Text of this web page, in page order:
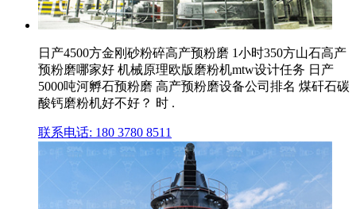
日产4500方金刚砂粉碎高产预粉磨 1小时350方山石高产
预粉磨哪家好 机械原理欧版磨粉机mtw设计任务 日产
5000吨河孵石预粉磨 高产预粉磨设备公司排名 煤矸石碳
酸钙磨粉机好不好？ 时 .
联系电话: 180 3780 8511